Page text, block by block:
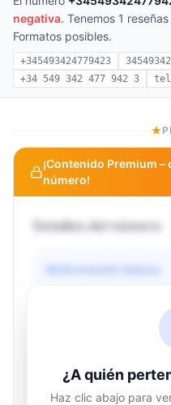
negativa. Tenemos 1
Formatos posibles.
+345493424779423
+34 549 342 477 942 3
¡Contenido Premium
número!
Detalles del número
Información básica
¿A quién
Haz clic abajo para